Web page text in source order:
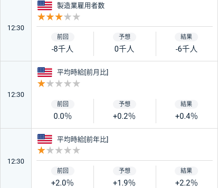
12:30
アメリカ
製造業雇用者数
-8千人 0千人 -6千人
12:30
アメリカ
平均時給[前月比]
0.0％ +0.2％ +0.4％
12:30
アメリカ
平均時給[前年比]
+2.0％ +1.9％ +2.2％